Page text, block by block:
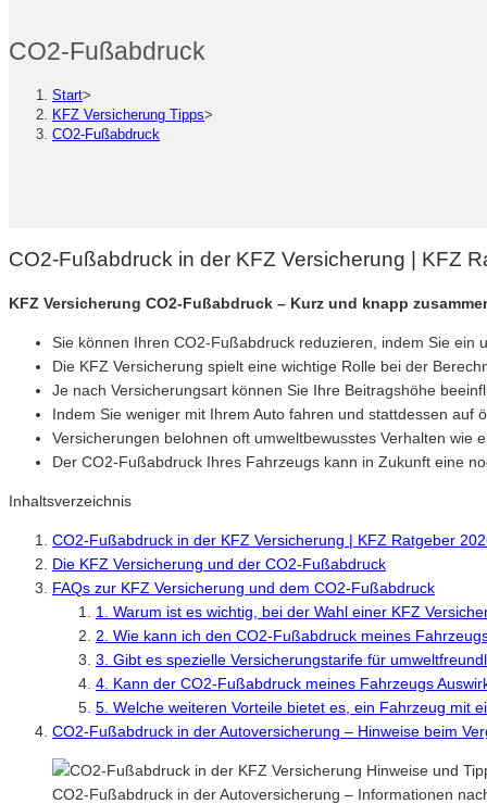
CO2-Fußabdruck
Start>
KFZ Versicherung Tipps>
CO2-Fußabdruck
CO2-Fußabdruck in der KFZ Versicherung | KFZ
KFZ Versicherung CO2-Fußabdruck – Kurz und knapp
Sie können Ihren CO2-Fußabdruck reduzieren, indem Sie ein
Die KFZ Versicherung spielt eine wichtige Rolle bei der
Je nach Versicherungsart können Sie Ihre Beitragshöhe
Indem Sie weniger mit Ihrem Auto fahren und stattdessen
Versicherungen belohnen oft umweltbewusstes Verhalten
Der CO2-Fußabdruck Ihres Fahrzeugs kann in Zukunft eine
Inhaltsverzeichnis
CO2-Fußabdruck in der KFZ Versicherung | KFZ Ratgeber
Die KFZ Versicherung und der CO2-Fußabdruck
FAQs zur KFZ Versicherung und dem CO2-Fußabdruck
1. Warum ist es wichtig, bei der Wahl einer KFZ
2. Wie kann ich den CO2-Fußabdruck meines
3. Gibt es spezielle Versicherungstarife für
4. Kann der CO2-Fußabdruck meines Fahrzeugs
5. Welche weiteren Vorteile bietet es, ein Fahrzeug mit
CO2-Fußabdruck in der Autoversicherung – Hinweise beim
CO2-Fußabdruck in der Autoversicherung – Informationen